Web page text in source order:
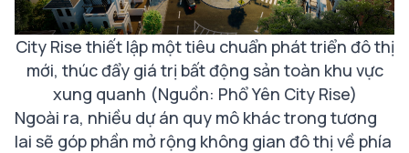
City Rise thiết lập một tiêu chuẩn phát triển đô thị
mới, thúc đẩy giá trị bất động sản toàn khu vực
xung quanh (Nguồn: Phổ Yên City Rise)
Ngoài ra, nhiều dự án quy mô khác trong tương
lai sẽ góp phần mở rộng không gian đô thị về phía